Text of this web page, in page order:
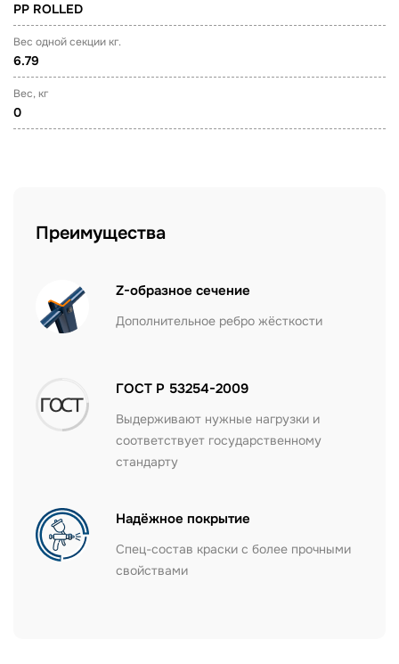
PP ROLLED
Вес одной секции кг.
6.79
Вес, кг
0
Преимущества
Z-образное сечение
Дополнительное ребро жёсткости
ГОСТ Р 53254-2009
Выдерживают нужные нагрузки и
соответствует государственному
стандарту
Надёжное покрытие
Спец-состав краски с более прочными
свойствами